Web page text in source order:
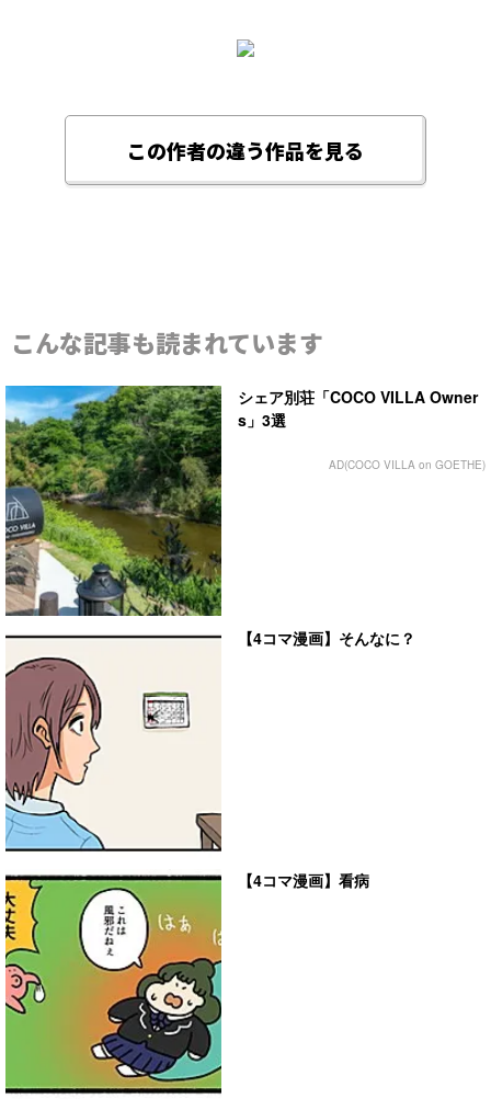
この作者の違う作品を見る
こんな記事も読まれています
シェア別荘「COCO VILLA Owner
s」3選
AD(COCO VILLA on GOETHE)
【4コマ漫画】そんなに？
【4コマ漫画】看病